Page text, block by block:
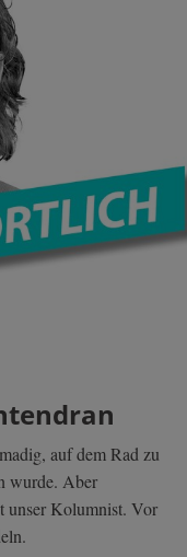
auf dem Rad zu
wurde. Aber
unser Kolumnist. Vor